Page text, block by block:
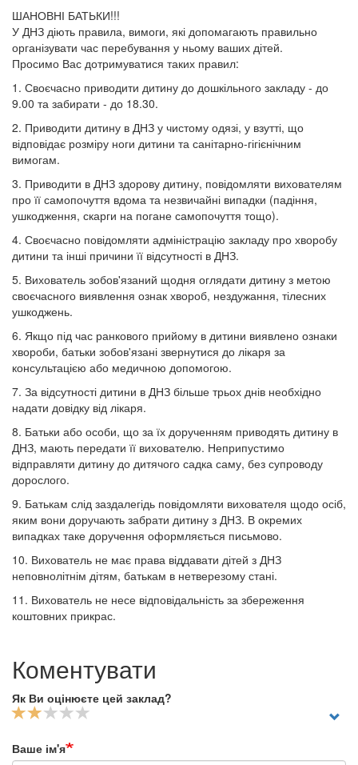
ШАНОВНІ БАТЬКИ!!!
У ДНЗ діють правила, вимоги, які допомагають правильно
організувати час перебування у ньому ваших дітей.
Просимо Вас дотримуватися таких правил:
1. Своєчасно приводити дитину до дошкільного закладу - до
9.00 та забирати - до 18.30.
2. Приводити дитину в ДНЗ у чистому одязі, у взутті, що
відповідає розміру ноги дитини та санітарно-гігієнічним
вимогам.
3. Приводити в ДНЗ здорову дитину, повідомляти вихователям
про її самопочуття вдома та незвичайні випадки (падіння,
ушкодження, скарги на погане самопочуття тощо).
4. Своєчасно повідомляти адміністрацію закладу про хворобу
дитини та інші причини її відсутності в ДНЗ.
5. Вихователь зобов'язаний щодня оглядати дитину з метою
своєчасного виявлення ознак хвороб, нездужання, тілесних
ушкоджень.
6. Якщо під час ранкового прийому в дитини виявлено ознаки
хвороби, батьки зобов'язані звернутися до лікаря за
консультацією або медичною допомогою.
7. За відсутності дитини в ДНЗ більше трьох днів необхідно
надати довідку від лікаря.
8. Батьки або особи, що за їх дорученням приводять дитину в
ДНЗ, мають передати її вихователю. Неприпустимо
відправляти дитину до дитячого садка саму, без супроводу
дорослого.
9. Батькам слід заздалегідь повідомляти вихователя щодо осіб,
яким вони доручають забрати дитину з ДНЗ. В окремих
випадках таке доручення оформляється письмово.
10. Вихователь не має права віддавати дітей з ДНЗ
неповнолітнім дітям, батькам в нетверезому стані.
11. Вихователь не несе відповідальність за збереження
коштовних прикрас.
Коментувати
Як Ви оцінюєте цей заклад?
Ваше ім'я